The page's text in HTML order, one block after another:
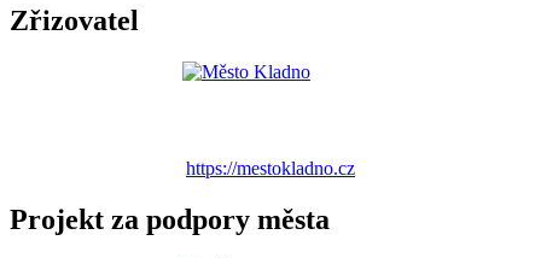
Zřizovatel
https://mestokladno.cz
Projekt za podpory města